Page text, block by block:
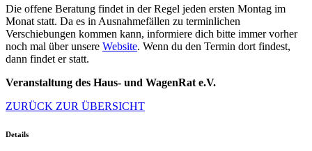
Die offene Beratung findet in der Regel jeden ersten Montag im
Monat statt. Da es in Ausnahmefällen zu terminlichen
Verschiebungen kommen kann, informiere dich bitte immer vorher
noch mal über unsere Website. Wenn du den Termin dort findest,
dann findet er statt.
Veranstaltung des Haus- und WagenRat e.V.
ZURÜCK ZUR ÜBERSICHT
Details